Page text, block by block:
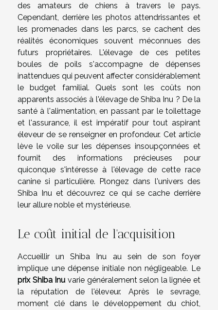
des amateurs de chiens à travers le pays.
Cependant, derrière les photos attendrissantes et
les promenades dans les parcs, se cachent des
réalités économiques souvent méconnues des
futurs propriétaires. L'élevage de ces petites
boules de poils s'accompagne de dépenses
inattendues qui peuvent affecter considérablement
le budget familial. Quels sont les coûts non
apparents associés à l'élevage de Shiba Inu ? De la
santé à l'alimentation, en passant par le toilettage
et l'assurance, il est impératif pour tout aspirant
éleveur de se renseigner en profondeur. Cet article
lève le voile sur les dépenses insoupçonnées et
fournit des informations précieuses pour
quiconque s'intéresse à l'élevage de cette race
canine si particulière. Plongez dans l'univers des
Shiba Inu et découvrez ce qui se cache derrière
leur allure noble et mystérieuse.
Le coût initial de l'acquisition
Accueillir un Shiba Inu au sein de son foyer
implique une dépense initiale non négligeable. Le
prix Shiba Inu varie généralement selon la lignée et
la réputation de l'éleveur. Après le sevrage,
moment clé dans le développement du chiot,